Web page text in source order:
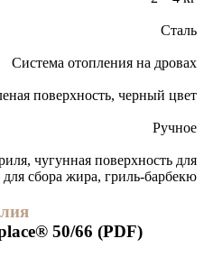
Сталь
Cистема отопления на дровах
поверхность, черный цвет
Ручное
чугунная поверхность для
сбора жира, гриль-барбекю
50/66 (PDF)